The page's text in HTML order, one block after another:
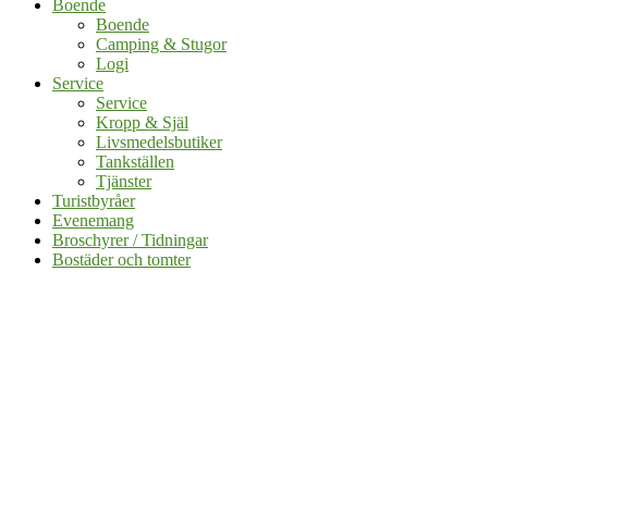
Boende
Boende
Camping & Stugor
Logi
Service
Service
Kropp & Själ
Livsmedelsbutiker
Tankställen
Tjänster
Turistbyråer
Evenemang
Broschyrer / Tidningar
Bostäder och tomter